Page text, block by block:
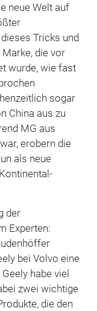
neue Welt auf
Tricks und
die vor
wurde, wie fast
sogar
China aus zu
MG aus
erobern die
als neue
der
Experten:
bei Volvo eine
habe viel
zwei wichtige
die den